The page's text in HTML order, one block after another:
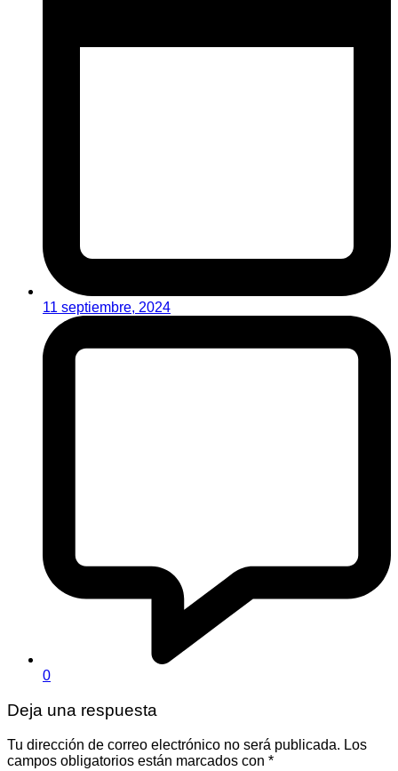
11 septiembre, 2024
0
Deja una respuesta
Tu dirección de correo electrónico no será publicada. Los
campos obligatorios están marcados con *